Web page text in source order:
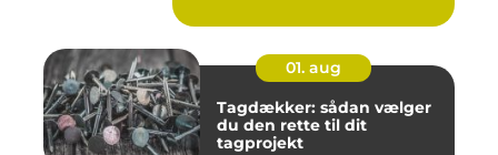
01. aug
Tagdækker: sådan vælger
du den rette til dit
tagprojekt